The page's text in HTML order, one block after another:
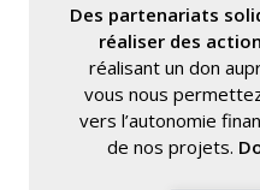
Des partenariats
réaliser des
réalisant un don
vous nous
vers l’autonomie
de nos projets.